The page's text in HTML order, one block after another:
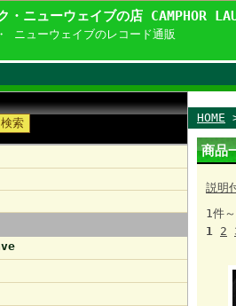
・ニューウェイブの店 CAMPHOR
ニューウェイブのレコード通販
HOME
商品
説明
1件
1 2